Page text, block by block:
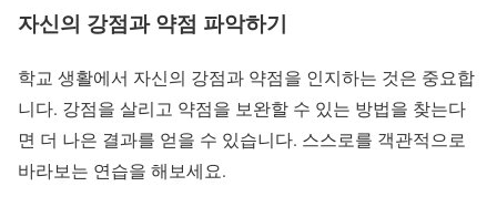
자신의 강점과 약점 파악하기
학교 생활에서 자신의 강점과 약점을 인지하는 것은 중요합
니다. 강점을 살리고 약점을 보완할 수 있는 방법을 찾는다
면 더 나은 결과를 얻을 수 있습니다. 스스로를 객관적으로
바라보는 연습을 해보세요.